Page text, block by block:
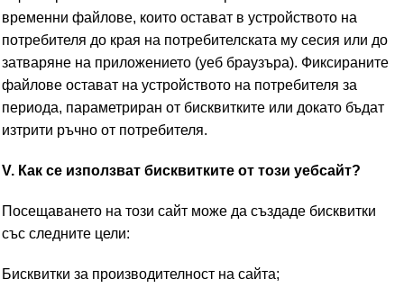
временни файлове, които остават в устройството на
потребителя до края на потребителската му сесия или до
затваряне на приложението (уеб браузъра). Фиксираните
файлове остават на устройството на потребителя за
периода, параметриран от бисквитките или докато бъдат
изтрити ръчно от потребителя.
V. Как се използват бисквитките от този уебсайт?
Посещаването на този сайт може да създаде бисквитки
със следните цели:
Бисквитки за производителност на сайта;